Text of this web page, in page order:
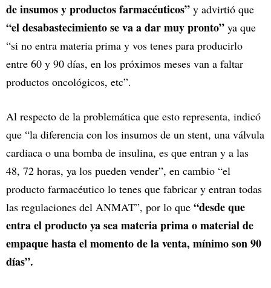
de insumos y productos farmacéuticos” y advirtió que
“el desabastecimiento se va a dar muy pronto” ya que
“si no entra materia prima y vos tenes para producirlo
entre 60 y 90 días, en los próximos meses van a faltar
productos oncológicos, etc”.
Al respecto de la problemática que esto representa, indicó
que “la diferencia con los insumos de un stent, una válvula
cardiaca o una bomba de insulina, es que entran y a las
48, 72 horas, ya los pueden vender”, en cambio “el
producto farmacéutico lo tenes que fabricar y entran todas
las regulaciones del ANMAT”, por lo que “desde que
entra el producto ya sea materia prima o material de
empaque hasta el momento de la venta, mínimo son 90
días”.